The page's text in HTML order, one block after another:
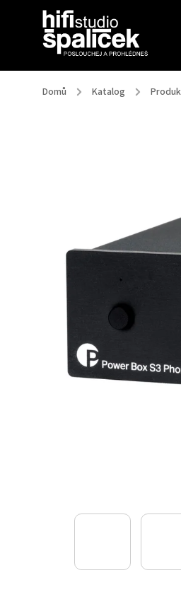
Domů / Katalog /